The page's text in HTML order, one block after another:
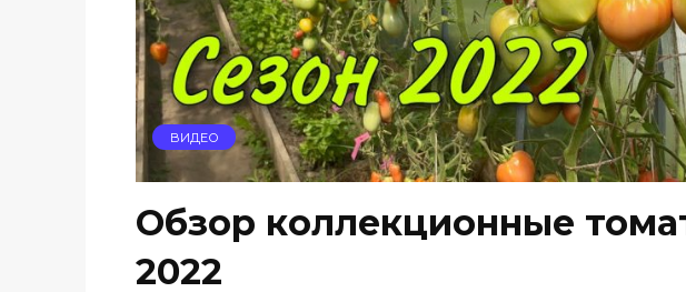
ВИДЕО
Обзор коллекционные
2022